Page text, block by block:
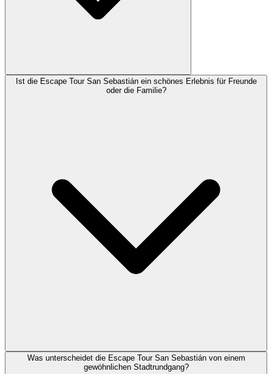
Ist die Escape Tour San Sebastián ein schönes Erlebnis für Freunde
oder die Familie?
Was unterscheidet die Escape Tour San Sebastián von einem
gewöhnlichen Stadtrundgang?